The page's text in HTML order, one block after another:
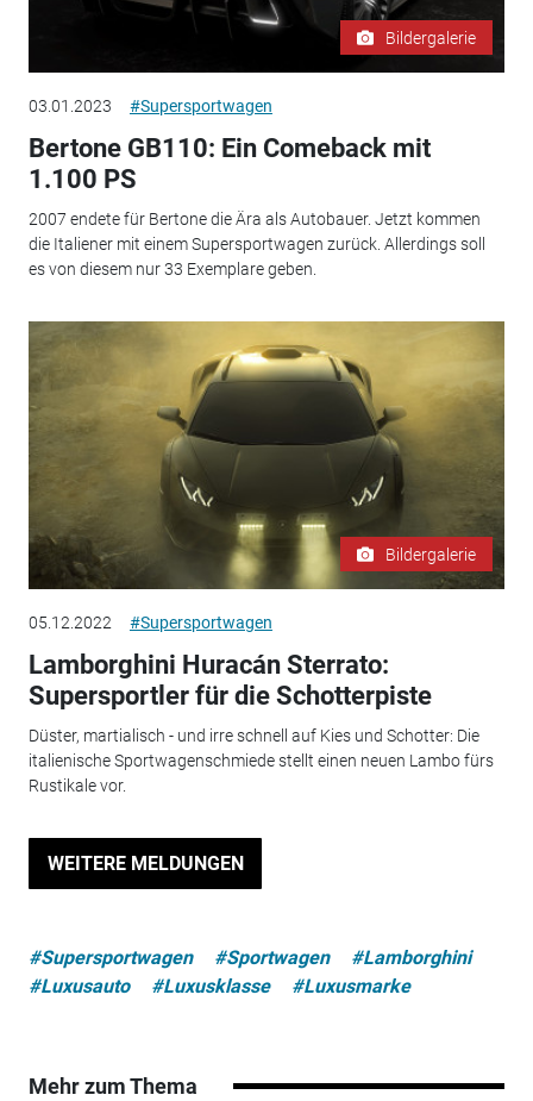
Bildergalerie
03.01.2023 #Supersportwagen
Bertone GB110: Ein Comeback mit
1.100 PS
2007 endete für Bertone die Ära als Autobauer. Jetzt kommen
die Italiener mit einem Supersportwagen zurück. Allerdings soll
es von diesem nur 33 Exemplare geben.
Bildergalerie
05.12.2022 #Supersportwagen
Lamborghini Huracán Sterrato:
Supersportler für die Schotterpiste
Düster, martialisch - und irre schnell auf Kies und Schotter: Die
italienische Sportwagenschmiede stellt einen neuen Lambo fürs
Rustikale vor.
WEITERE MELDUNGEN
#Supersportwagen #Sportwagen
#Lamborghini
#Luxusauto
#Luxusklasse #Luxusmarke
Mehr zum Thema